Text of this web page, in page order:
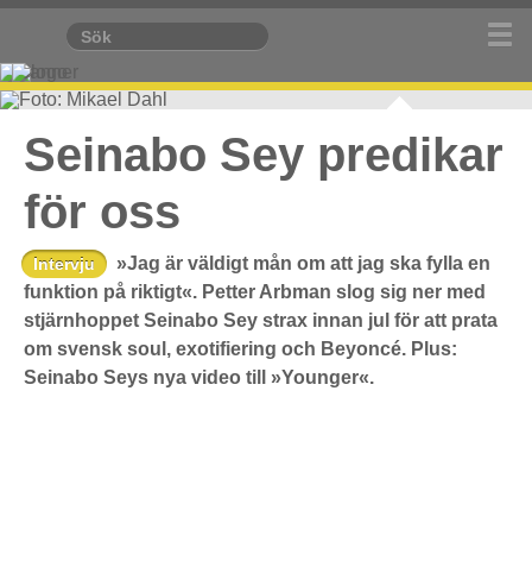
Foto: Mikael Dahl
Seinabo Sey predikar
för oss
Intervju
»Jag är väldigt mån om att jag ska fylla en
funktion på riktigt«. Petter Arbman slog sig ner med
stjärnhoppet Seinabo Sey strax innan jul för att prata
om svensk soul, exotifiering och Beyoncé. Plus:
Seinabo Seys nya video till »Younger«.